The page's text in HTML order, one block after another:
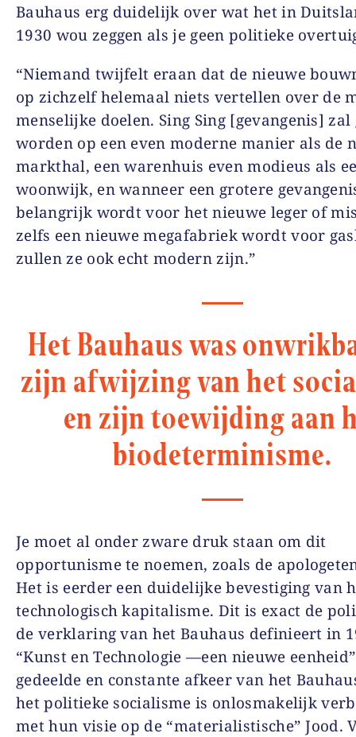
Bauhaus erg duidelijk over wat het in
1930 wou zeggen als je geen politieke
“Niemand twijfelt eraan dat de nieuwe
op zichzelf helemaal niets vertellen over de
menselijke doelen. Sing Sing [gevangenis]
worden op een even moderne manier als de
markthal, een warenhuis even modieus als
woonwijk, en wanneer een grotere
belangrijk wordt voor het nieuwe leger of
zelfs een nieuwe megafabriek wordt voor
zullen ze ook echt modern zijn.”
Het Bauhaus was
zijn afwijzing van het
en zijn toewijding aan
biodeterminisme.
Je moet al onder zware druk staan om dit
opportunisme te noemen, zoals de
Het is eerder een duidelijke bevestiging van
technologisch kapitalisme. Dit is exact de
de verklaring van het Bauhaus definieert in
“Kunst en Technologie —een nieuwe
gedeelde en constante afkeer van het
het politieke socialisme is onlosmakelijk
met hun visie op de “materialistische” Jood.